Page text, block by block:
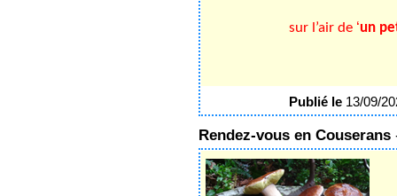
sur l’air de ‘un
Publié le 13/09/
Rendez-vous en Couserans